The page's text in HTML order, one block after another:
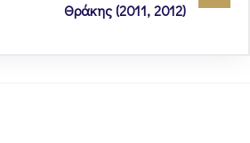
Θράκης (2011, 2012)